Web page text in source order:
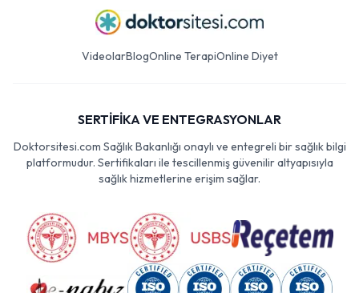
VideolarBlogOnline TerapiOnline Diyet
SERTİFİKA VE ENTEGRASYONLAR
Doktorsitesi.com Sağlık Bakanlığı onaylı ve entegreli bir sağlık bilgi
platformudur. Sertifikaları ile tescillenmiş güvenilir altyapısıyla
sağlık hizmetlerine erişim sağlar.